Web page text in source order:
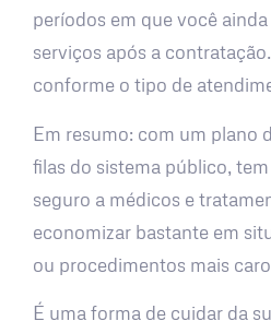
períodos em que você
serviços após a
conforme o tipo de
Em resumo: com um plano
filas do sistema público,
seguro a médicos e
economizar bastante em
ou procedimentos mais
É uma forma de cuidar da